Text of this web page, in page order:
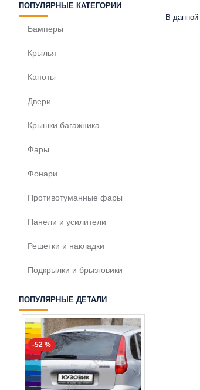
ПОПУЛЯРНЫЕ КАТЕГОРИИ
Бамперы
Крылья
Капоты
Двери
Крышки багажника
Фары
Фонари
Противотуманные фары
Панели и усилители
Решетки и накладки
Подкрылки и брызговики
ПОПУЛЯРНЫЕ ДЕТАЛИ
-52 %
В данной